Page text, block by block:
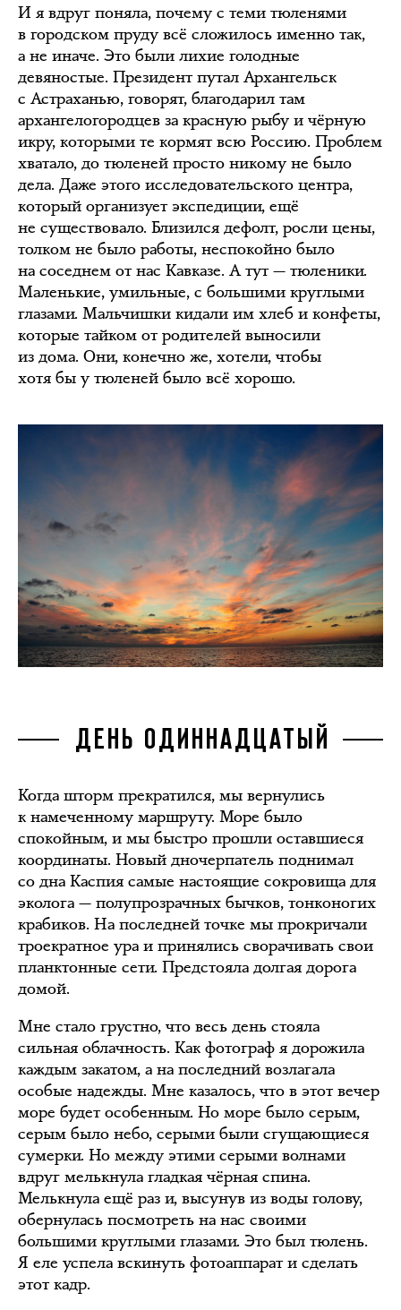
И я вдруг поняла, почему с теми тюленями
в городском пруду всё сложилось именно так,
а не иначе. Это были лихие голодные
девяностые. Президент путал Архангельск
с Астраханью, говорят, благодарил там
архангелогородцев за красную рыбу и чёрную
икру, которыми те кормят всю Россию. Проблем
хватало, до тюленей просто никому не было
дела. Даже этого исследовательского центра,
который организует экспедиции, ещё
не существовало. Близился дефолт, росли цены,
толком не было работы, неспокойно было
на соседнем от нас Кавказе. А тут — тюленики.
Маленькие, умильные, с большими круглыми
глазами. Мальчишки кидали им хлеб и конфеты,
которые тайком от родителей выносили
из дома. Они, конечно же, хотели, чтобы
хотя бы у тюленей было всё хорошо.
ДЕНЬ ОДИННАДЦАТЫЙ
Когда шторм прекратился, мы вернулись
к намеченному маршруту. Море было
спокойным, и мы быстро прошли оставшиеся
координаты. Новый дночерпатель поднимал
со дна Каспия самые настоящие сокровища для
эколога — полупрозрачных бычков, тонконогих
крабиков. На последней точке мы прокричали
троекратное ура и принялись сворачивать свои
планктонные сети. Предстояла долгая дорога
домой.
Мне стало грустно, что весь день стояла
сильная облачность. Как фотограф я дорожила
каждым закатом, а на последний возлагала
особые надежды. Мне казалось, что в этот вечер
море будет особенным. Но море было серым,
серым было небо, серыми были сгущающиеся
сумерки. Но между этими серыми волнами
вдруг мелькнула гладкая чёрная спина.
Мелькнула ещё раз и, высунув из воды голову,
обернулась посмотреть на нас своими
большими круглыми глазами. Это был тюлень.
Я еле успела вскинуть фотоаппарат и сделать
этот кадр.